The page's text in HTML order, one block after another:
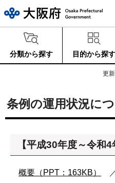
分類から探す 目的から探す
更
条例の運用状況に
【平成30年度～令和4
概要（PPT：163KB）